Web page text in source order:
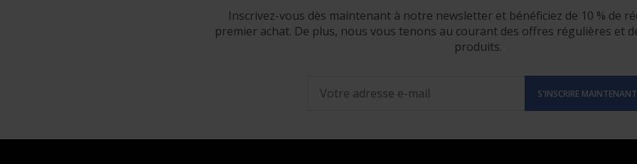
Inscrivez-vous dès maintenant à notre newsletter et bénéficiez de 10 % de
premier achat. De plus, nous vous tenons au courant des offres régulières et
produits.